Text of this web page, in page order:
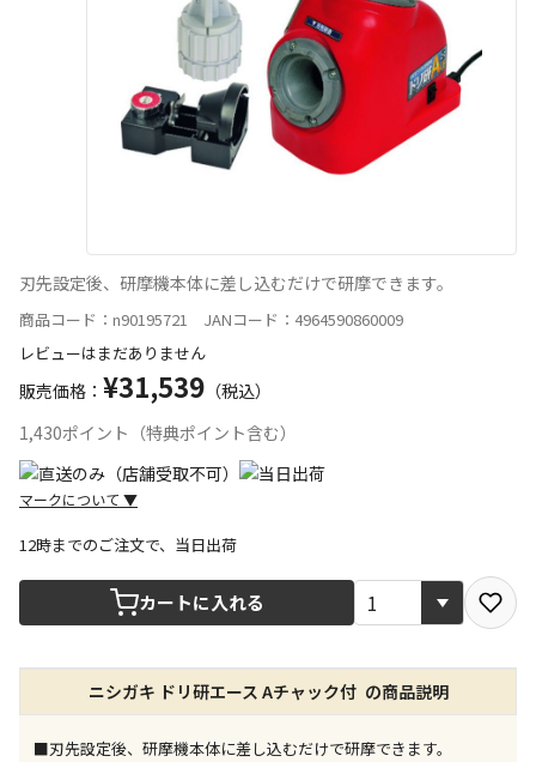
刃先設定後、研摩機本体に差し込むだけで研摩できます。
商品コード：n90195721 JANコード：4964590860009
レビューはまだありません
販売価格： ¥31,539 （税込）
1,430ポイント（特典ポイント含む）
マークについて ▼
宅配や店舗受取を選択できる商品です
店舗のみで受取できる商品です（宅配便でのお届けが
できません）
※同時購入の商品は、全て同じ店舗での受取となりま
す
12時までのご注文で、当日出荷
カートに入れる
ニシガキ ドリ研エース Aチャック付 の商品説明
■刃先設定後、研摩機本体に差し込むだけで研摩できます。